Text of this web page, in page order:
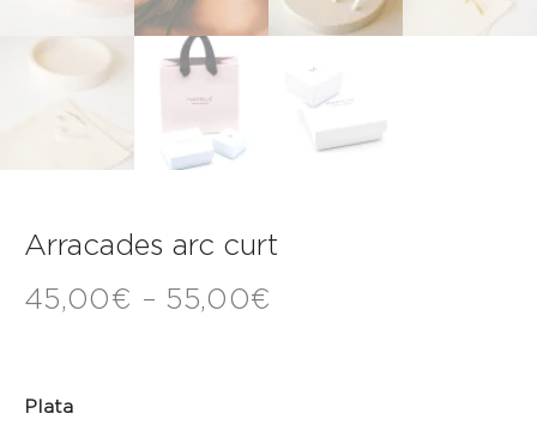
Arracades arc curt
45,00€ – 55,00€
Plata